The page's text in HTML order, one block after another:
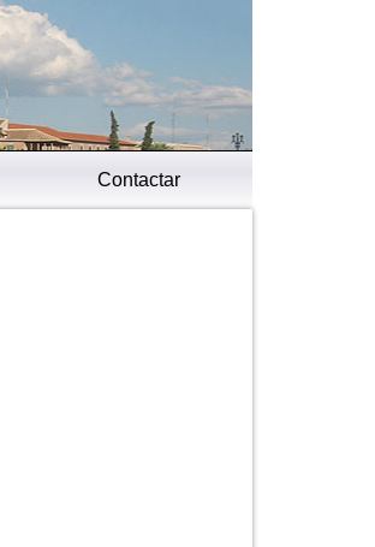
Contactar